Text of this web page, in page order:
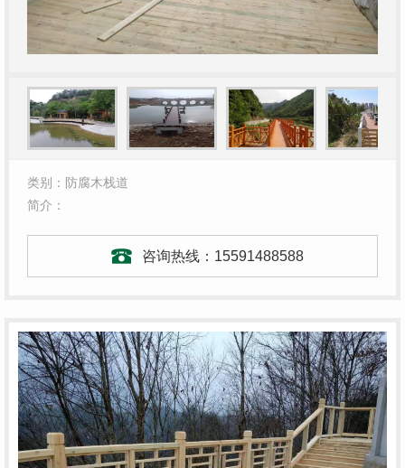
类别：防腐木栈道
简介：
咨询热线： 15591488588